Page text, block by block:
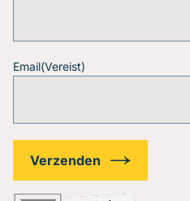
Email(Vereist)